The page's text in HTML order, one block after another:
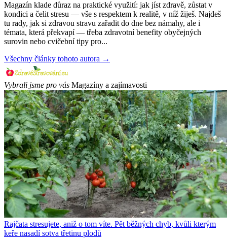
Magazín klade důraz na praktické využití: jak jíst zdravě, zůstat v
kondici a čelit stresu — vše s respektem k realitě, v níž žiješ. Najdeš
tu rady, jak si zdravou stravu zařadit do dne bez námahy, ale i
témata, která překvapí — třeba zdravotní benefity obyčejných
surovin nebo cvičební tipy pro...
Všechny články tohoto autora →
Vybrali jsme pro vás Magazíny a zajímavosti
Rajčata stresujete, aniž o tom víte. Pět běžných chyb, kvůli kterým
keře nasadí sotva třetinu plodů